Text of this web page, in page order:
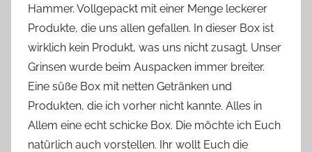
o
n
n
e
Hammer. Vollgepackt mit einer Menge leckerer
Produkte, die uns allen gefallen. In dieser Box ist
wirklich kein Produkt, was uns nicht zusagt. Unser
Grinsen wurde beim Auspacken immer breiter.
Eine süße Box mit netten Getränken und
Produkten, die ich vorher nicht kannte. Alles in
Allem eine echt schicke Box. Die möchte ich Euch
natürlich auch vorstellen. Ihr wollt Euch die